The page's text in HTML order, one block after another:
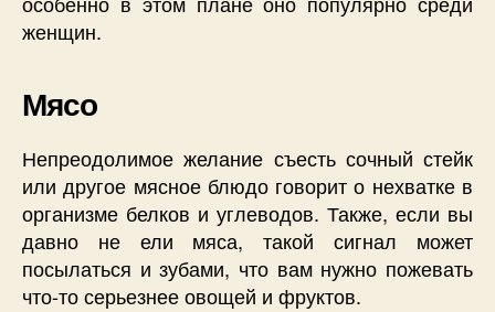
женщин.
Мясо
Непреодолимое желание съесть сочный стейк
или другое мясное блюдо говорит о нехватке в
организме белков и углеводов. Также, если вы
давно не ели мяса, такой сигнал может
посылаться и зубами, что вам нужно пожевать
что-то серьезнее овощей и фруктов.